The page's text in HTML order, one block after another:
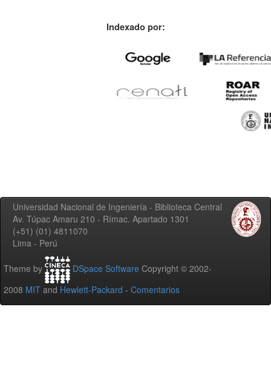
Indexado por:
Universidad Nacional de Ingeniería - Biblioteca Central
Av. Túpac Amaru 210 - Rímac. Apartado 1301
(+51) (01) 4811070
Lima - Perú
Theme by DSpace Software Copyright © 2002-
2008 MIT and Hewlett-Packard - Comentarios